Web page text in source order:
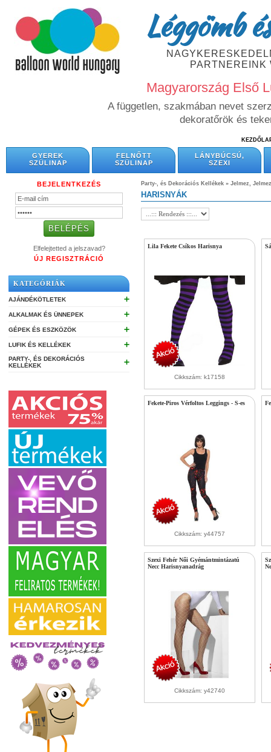
Léggömb
PARTNEREINK
Magyarország Első
A független, szakmában nevet
dekoratőrök és
GYEREK
SZÜLINAP
FELNŐTT
SZÜLINAP
LÁNYBÚCSÚ,
SZEXI
BEJELENTKEZÉS
Elfelejtetted a jelszavad?
ÚJ REGISZTRÁCIÓ
KATEGÓRIÁK
AJÁNDÉKÖTLETEK ➕
ALKALMAK ÉS ÜNNEPEK ➕
GÉPEK ÉS ESZKÖZÖK ➕
LUFIK ÉS KELLÉKEK ➕
PARTY-, ÉS DEKORÁCIÓS
KELLÉKEK
➕
Party-, és Dekorációs Kellékek » Jelmez,
HARISNYÁK
Lila Fekete Csíkos Harisnya
Cikkszám: k17158
Fekete-Piros Vérfoltos Leggings - S-es
Cikkszám: y44757
Szexi Fehér Női Gyémántmintázatú
Necc Harisnyanadrág
Cikkszám: y42740